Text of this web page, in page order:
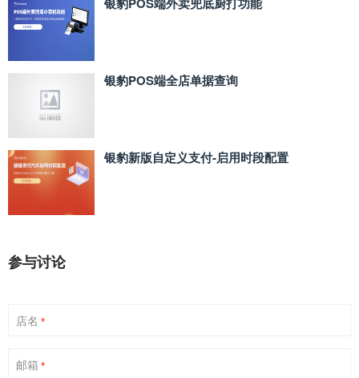
银豹POS端全店单据查询
银豹新版自定义支付‑启用时段配置
参与讨论
店名 *
邮箱 *